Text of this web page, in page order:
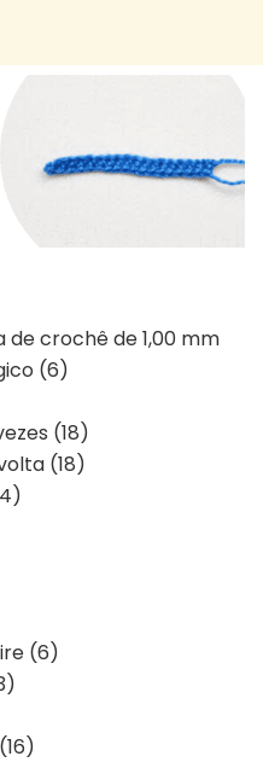
crochê de 1,00 mm
(6)
(18)
(18)
(6)